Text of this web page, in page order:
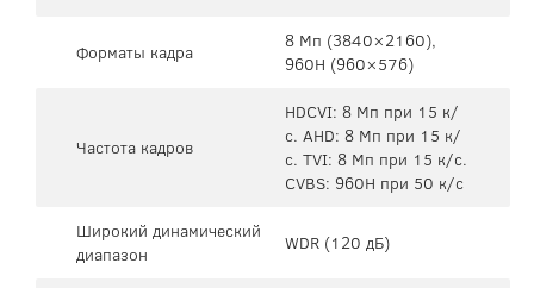
Форматы кадра
8 Мп (3840×2160),
960H (960×576)
Частота кадров
HDCVI: 8 Мп при 15 к/
с. AHD: 8 Мп при 15 к/
с. TVI: 8 Мп при 15 к/с.
CVBS: 960H при 50 к/с
Широкий динамический
диапазон
WDR (120 дБ)